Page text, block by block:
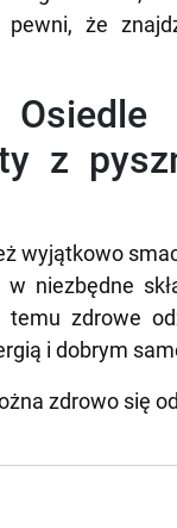
że
z
wyjątkowo
niezbędne
temu zdrowe
i dobrym
zdrowo się